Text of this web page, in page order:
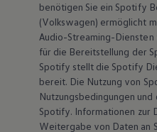
benötigen Sie ein Spotify
(Volkswagen) ermöglicht
Audio-Streaming-Diensten
für die Bereitstellung der
Spotify stellt die Spotify
bereit. Die Nutzung von
Nutzungsbedingungen
Spotify. Informationen zur
Weitergabe von Daten an